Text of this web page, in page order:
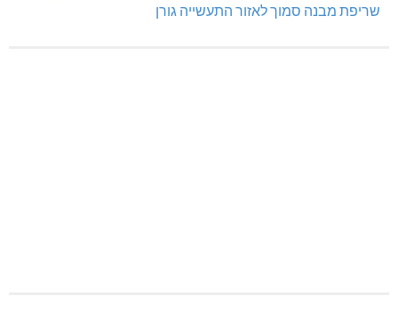
שריפת מבנה סמוך לאזור התעשייה גורן